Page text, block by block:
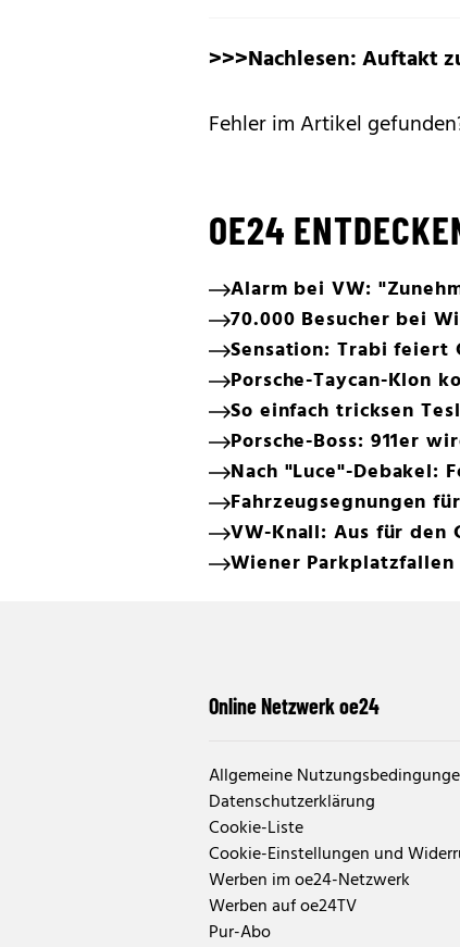
>>>Nachlesen:Auftakt
Fehler im Artikel
OE24
Alarm bei VW:
70.000 Besucher bei
Sensation: Trabi feiert
Porsche-Taycan-Klon
So einfach tricksen
Porsche-Boss: 911er
Nach "Luce"-Debakel:
Fahrzeugsegnungen
VW-Knall: Aus für den
Wiener
Online Netzwerk oe24
Allgemeine
Datenschutzerklärung
Cookie-Liste
Cookie-Einstellungen und
Werben im oe24-Netzwerk
Werben auf oe24TV
Pur-Abo